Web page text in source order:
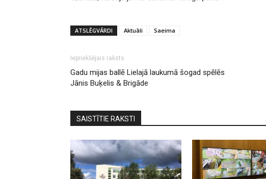
ATSLĒGVĀRDI Aktuāli Saeima
Iepriekšējais raksts
Gadu mijas ballē Lielajā laukumā šogad spēlēs
Jānis Buķelis & Brigāde
SAISTĪTIE RAKSTI